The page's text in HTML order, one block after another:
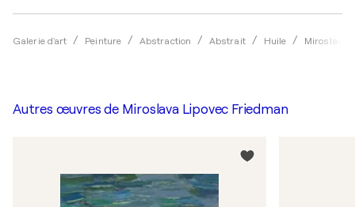
Galerie d'art Peinture Abstraction Abstrait Huile Miroslava
Autres œuvres de Miroslava Lipovec Friedman